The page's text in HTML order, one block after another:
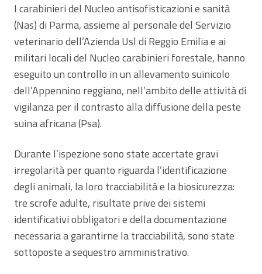
I carabinieri del Nucleo antisofisticazioni e sanità
(Nas) di Parma, assieme al personale del Servizio
veterinario dell’Azienda Usl di Reggio Emilia e ai
militari locali del Nucleo carabinieri forestale, hanno
eseguito un controllo in un allevamento suinicolo
dell’Appennino reggiano, nell’ambito delle attività di
vigilanza per il contrasto alla diffusione della peste
suina africana (Psa).
Durante l’ispezione sono state accertate gravi
irregolarità per quanto riguarda l’identificazione
degli animali, la loro tracciabilità e la biosicurezza:
tre scrofe adulte, risultate prive dei sistemi
identificativi obbligatori e della documentazione
necessaria a garantirne la tracciabilità, sono state
sottoposte a sequestro amministrativo.